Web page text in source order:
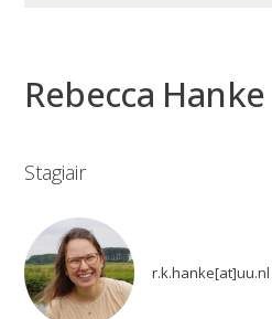
Rebecca Hanke
Stagiair
r.k.hanke[at]uu.nl